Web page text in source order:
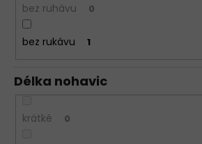
bez ruhávu 0
bez rukávu 1
Délka nohavic
krátké 0